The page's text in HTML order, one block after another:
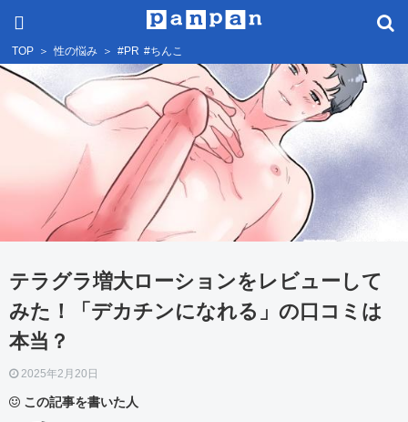
TOP ＞ 性の悩み ＞ #PR #ちんこ
テラグラ増大ローションをレビューして
みた！「デカチンになれる」の口コミは
本当？
2025年2月20日
この記事を書いた人